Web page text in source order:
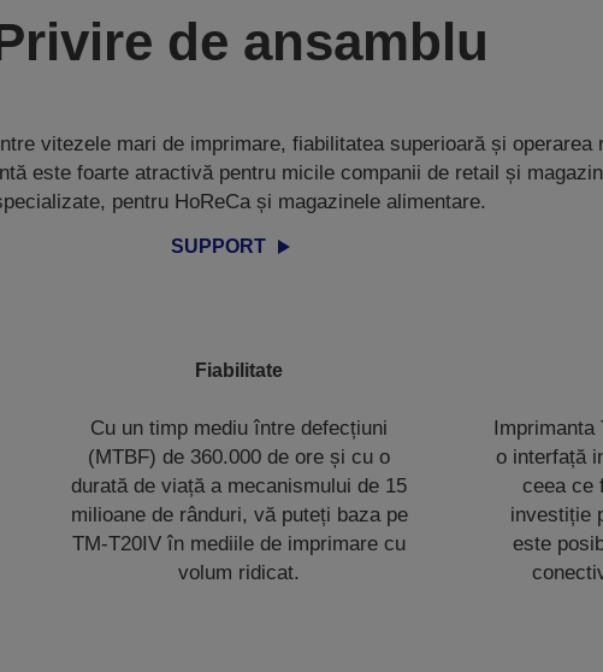
de ansamblu
vitezele mari de imprimare, fiabilitatea superioară și operarea
este foarte atractivă pentru micile companii de retail și
pentru HoReCa și magazinele alimentare.
SUPPORT
Fiabilitate
Cu un timp mediu între defecțiuni
(MTBF) de 360.000 de ore și cu o
durată de viață a mecanismului de 15
milioane de rânduri, vă puteți baza pe
TM-T20IV în mediile de imprimare cu
volum ridicat.
Imprimanta
o interfață
ceea ce
investiție
este